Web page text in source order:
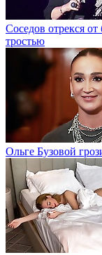
Соседов отрекся
тростью
Ольге Бузовой